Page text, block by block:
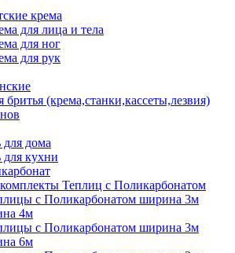
крема
для лица и тела
для ног
для рук
бритья (крема,станки,кассеты,лезвия)
для дома
для кухни
Теплиц с Поликарбонатом
с Поликарбонатом ширина 3м
4м
с Поликарбонатом ширина 3м
6м